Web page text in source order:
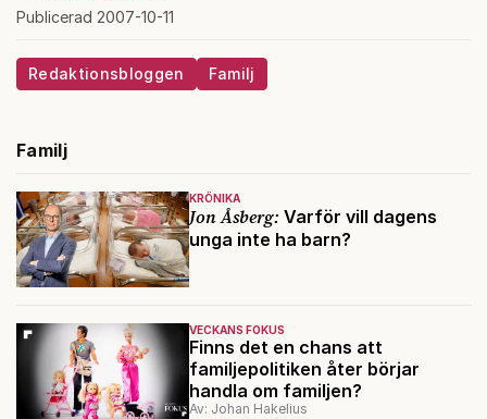
Publicerad 2007-10-11
Redaktionsbloggen Familj
Familj
KRÖNIKA
Jon Åsberg: Varför vill dagens
unga inte ha barn?
VECKANS FOKUS
Finns det en chans att
familjepolitiken åter börjar
handla om familjen?
Av: Johan Hakelius